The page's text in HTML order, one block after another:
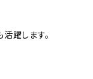
躍します。